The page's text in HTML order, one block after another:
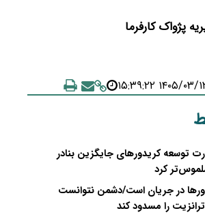
پژواک کارفرما
۰۳/۱۲ ۱۵:۳۹:۲۲
توسعه کریدورهای جایگزین بنادر
کرد
در جریان است/دشمن نتوانست
را مسدود کند